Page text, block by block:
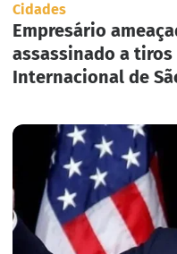
Cidades
Empresário
assassinado a
Internacional de